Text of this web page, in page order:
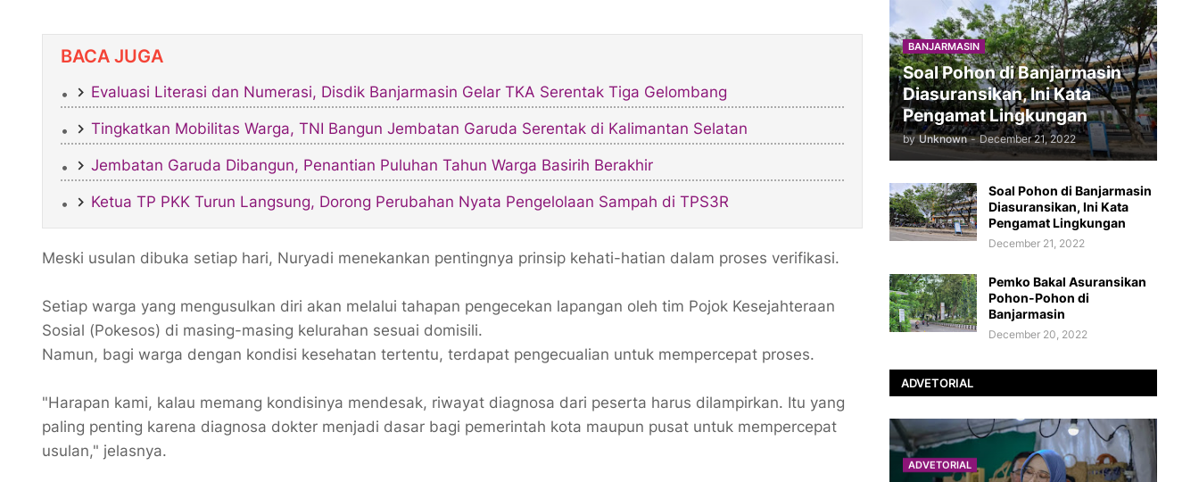
BACA JUGA
​Evaluasi Literasi dan Numerasi, Disdik Banjarmasin Gelar TKA Serentak Tiga Gelombang​
Tingkatkan Mobilitas Warga, TNI Bangun Jembatan Garuda Serentak di Kalimantan Selatan
Jembatan Garuda Dibangun, Penantian Puluhan Tahun Warga Basirih Berakhir
Ketua TP PKK Turun Langsung, Dorong Perubahan Nyata Pengelolaan Sampah di TPS3R
​Meski usulan dibuka setiap hari, Nuryadi menekankan pentingnya prinsip kehati-hatian dalam proses verifikasi.
Setiap warga yang mengusulkan diri akan melalui tahapan pengecekan lapangan oleh tim Pojok Kesejahteraan
Sosial (Pokesos) di masing-masing kelurahan sesuai domisili.
​Namun, bagi warga dengan kondisi kesehatan tertentu, terdapat pengecualian untuk mempercepat proses.
"Harapan kami, kalau memang kondisinya mendesak, riwayat diagnosa dari peserta harus dilampirkan. Itu yang
paling penting karena diagnosa dokter menjadi dasar bagi pemerintah kota maupun pusat untuk mempercepat
usulan," jelasnya.
BANJARMASIN
Soal Pohon di Banjarmasin
Diasuransikan, Ini Kata
Pengamat Lingkungan
by Unknown - December 21, 2022
Soal Pohon di Banjarmasin
Diasuransikan, Ini Kata
Pengamat Lingkungan
December 21, 2022
Pemko Bakal Asuransikan
Pohon-Pohon di
Banjarmasin
December 20, 2022
ADVETORIAL
ADVETORIAL